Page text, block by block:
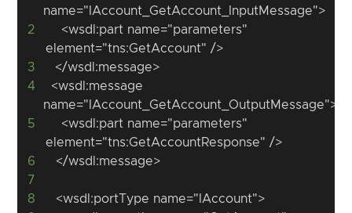
2
element="tns:GetAccount" />
3
4
5
element="tns:GetAccountResponse" />
6
7
8